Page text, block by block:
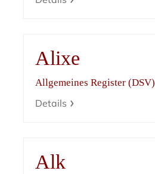
Alixe
Allgemeines Register (DSV)
Details
Alk